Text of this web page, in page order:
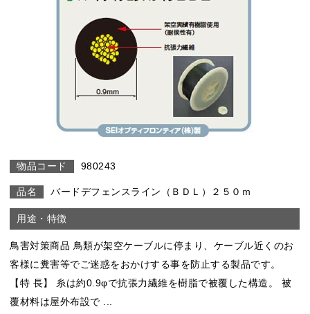
980243
バードデフェンスライン（ＢＤＬ）２５０ｍ
鳥害対策商品 鳥類が架空ケーブルに停まり、ケーブル近くのお
客様に糞害等でご迷惑をおかけする事を防止する製品です。
【特 長】 糸は約0.9φで抗張力繊維を樹脂で被覆した構造。 被
覆材料は屋外布設で ...